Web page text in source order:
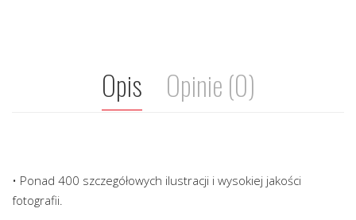
Opis Opinie (0)
• Ponad 400 szczegółowych ilustracji i wysokiej jakości
fotografii.